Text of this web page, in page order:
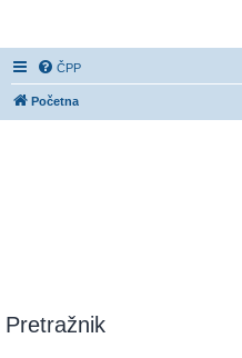
ČPP
Početna
Pretražnik